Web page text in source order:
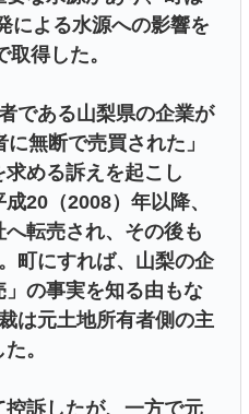
による水源への影響を
得した。
である山梨県の企業が
に無断で売買された」
める訴えを起こし
20（2008）年以降、
転売され、その後も
町にすれば、山梨の企
の事実を知る由もな
は元土地所有者側の主
。
訴したが、一方で元